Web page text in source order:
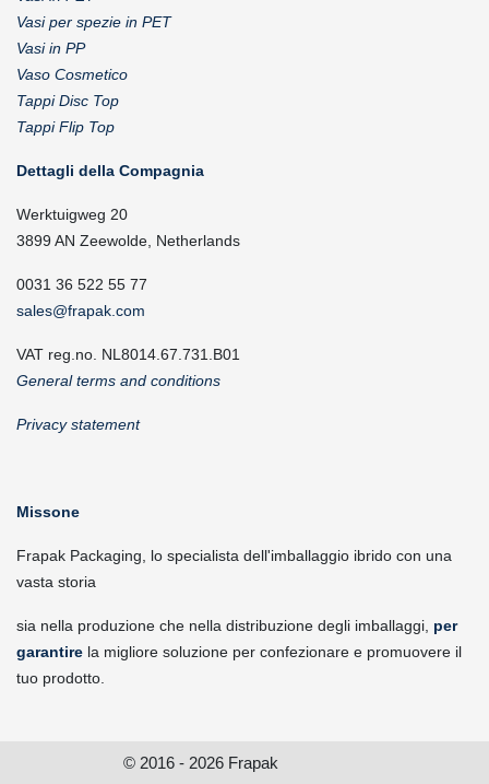
Vasi per spezie in PET
Vasi in PP
Vaso Cosmetico
Tappi Disc Top
Tappi Flip Top
Dettagli della Compagnia
Werktuigweg 20
3899 AN Zeewolde, Netherlands
0031 36 522 55 77
sales@frapak.com
VAT reg.no. NL8014.67.731.B01
General terms and conditions
Privacy statement
Missone
Frapak Packaging, lo specialista dell'imballaggio ibrido con una
vasta storia
sia nella produzione che nella distribuzione degli imballaggi, per
garantire la migliore soluzione per confezionare e promuovere il
tuo prodotto.
© 2016 - 2026 Frapak